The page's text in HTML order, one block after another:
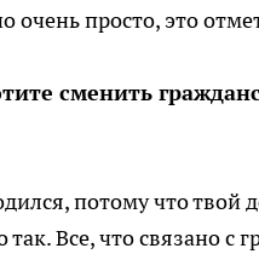
очень просто, это
сменить
потому что твой
Все, что связано с